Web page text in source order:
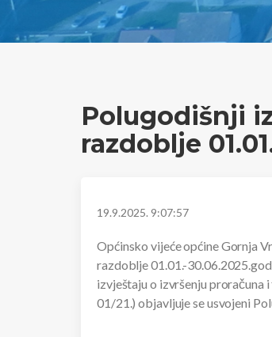
Polugodišnji
razdoblje
19.9.2025. 9:07:57
Općinsko vijeće općine Gornja
razdoblje 01.01.-
izvještaju o izvršenju proračuna
01/21.) objavljuje se usvojeni